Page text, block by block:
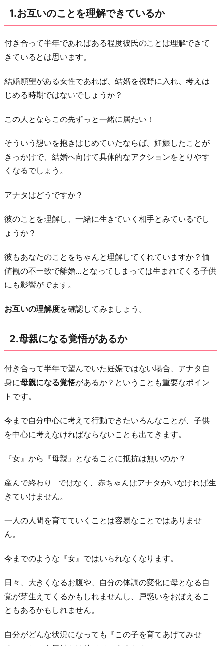
親
に
な
る
悟
が
る
か
3.
彼
に
済
力
が
あ
る
か
親
と
同
居
す
か
別
す
か
仕
や
る
か
続
け
1.お互いのことを理解できているか
付き合って半年であればある程度彼氏のことは理解できて
きているとは思います。
結婚願望がある女性であれば、結婚を視野に入れ、考えは
じめる時期ではないでしょうか？
この人とならこの先ずっと一緒に居たい！
そういう想いを抱きはじめていたならば、妊娠したことが
きっかけで、結婚へ向けて具体的なアクションをとりやす
くなるでしょう。
アナタはどうですか？
彼のことを理解し、一緒に生きていく相手とみているでし
ょうか？
彼もあなたのことをちゃんと理解してくれていますか？価
値観の不一致で離婚…となってしまっては生まれてくる子供
にも影響がでます。
お互いの理解度を確認してみましょう。
2.母親になる覚悟があるか
付き合って半年で望んでいた妊娠ではない場合、アナタ自
身に母親になる覚悟があるか？ということも重要なポイン
トです。
今まで自分中心に考えて行動できたいろんなことが、子供
を中心に考えなければならないことも出てきます。
『女』から『母親』となることに抵抗は無いのか？
産んで終わり…ではなく、赤ちゃんはアナタがいなければ生
きていけません。
一人の人間を育てていくことは容易なことではありませ
ん。
今までのような『女』ではいられなくなります。
日々、大きくなるお腹や、自分の体調の変化に母となる自
覚が芽生えてくるかもしれませんし、戸惑いをおぼえるこ
ともあるかもしれません。
自分がどんな状況になっても『この子を育てあげてみせ